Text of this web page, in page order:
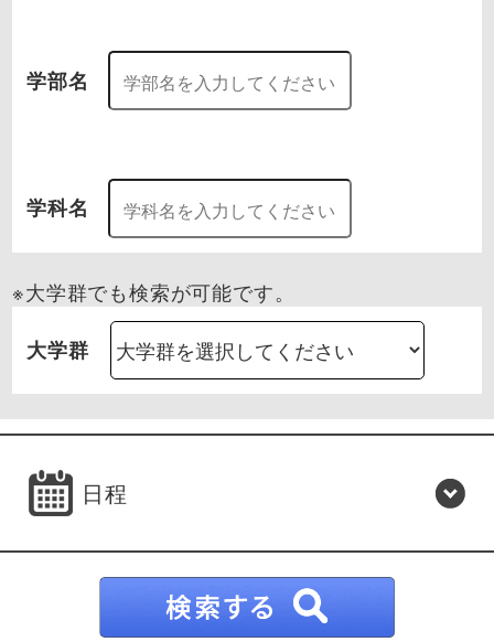
学部名
学科名
※大学群でも検索が可能です。
大学群
日程